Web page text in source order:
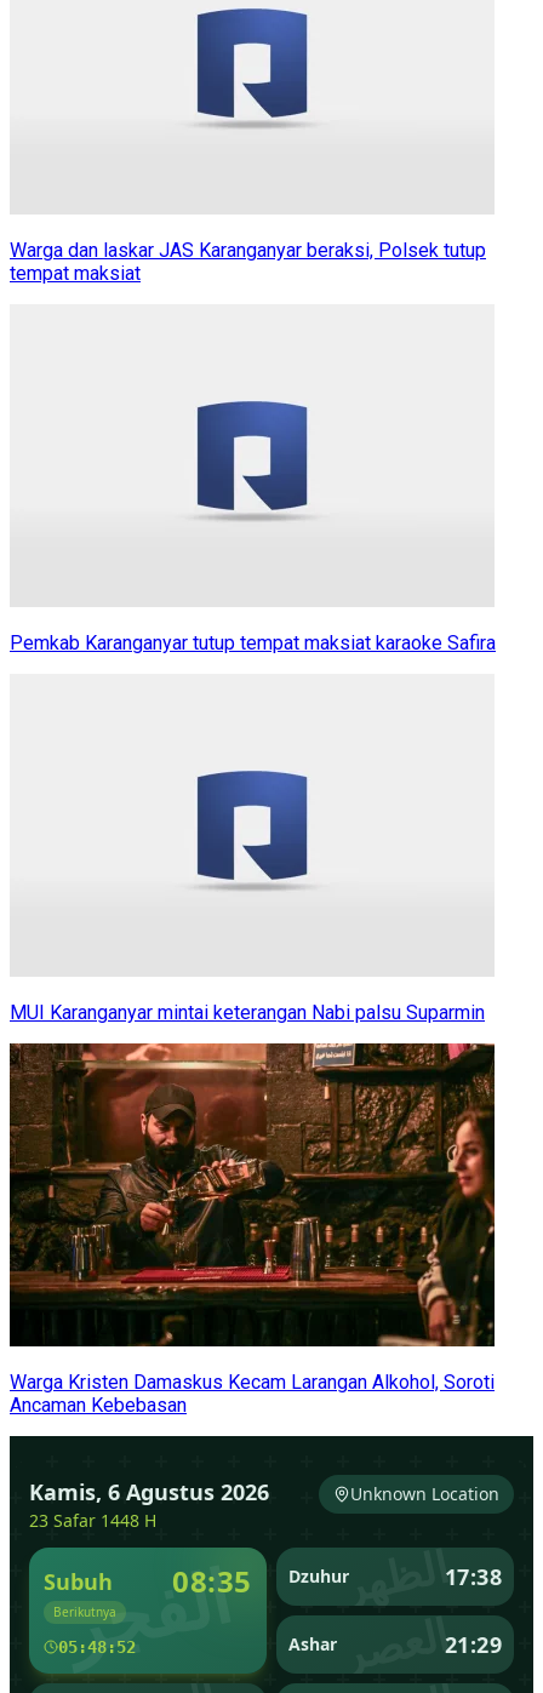
Warga dan laskar JAS Karanganyar beraksi, Polsek tutup
tempat maksiat
Pemkab Karanganyar tutup tempat maksiat karaoke Safira
MUI Karanganyar mintai keterangan Nabi palsu Suparmin
Warga Kristen Damaskus Kecam Larangan Alkohol, Soroti
Ancaman Kebebasan